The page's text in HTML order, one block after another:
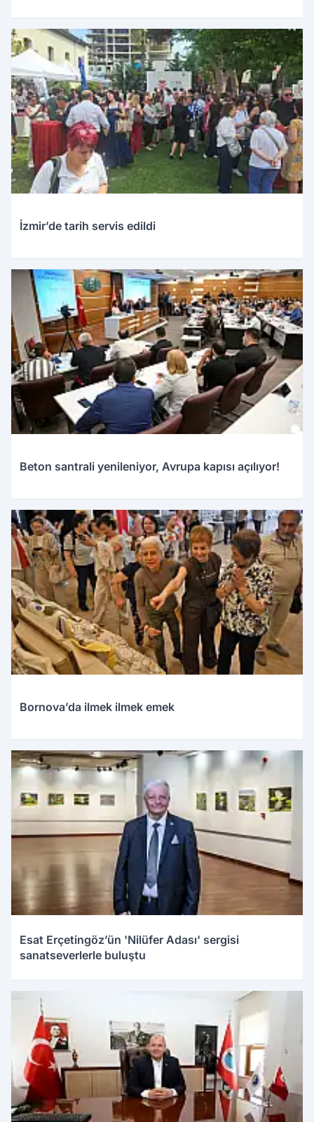
İzmir’de tarih servis edildi
Beton santrali yenileniyor, Avrupa kapısı açılıyor!
Bornova’da ilmek ilmek emek
Esat Erçetingöz’ün 'Nilüfer Adası' sergisi
sanatseverlerle buluştu